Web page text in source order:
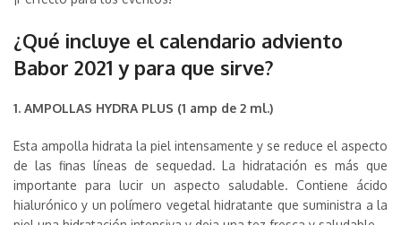
¿Qué incluye el calendario adviento
Babor 2021 y para que sirve?
1. AMPOLLAS HYDRA PLUS (1 amp de 2 ml.)
Esta ampolla hidrata la piel intensamente y se reduce el aspecto
de las finas líneas de sequedad. La hidratación es más que
importante para lucir un aspecto saludable. Contiene ácido
hialurónico y un polímero vegetal hidratante que suministra a la